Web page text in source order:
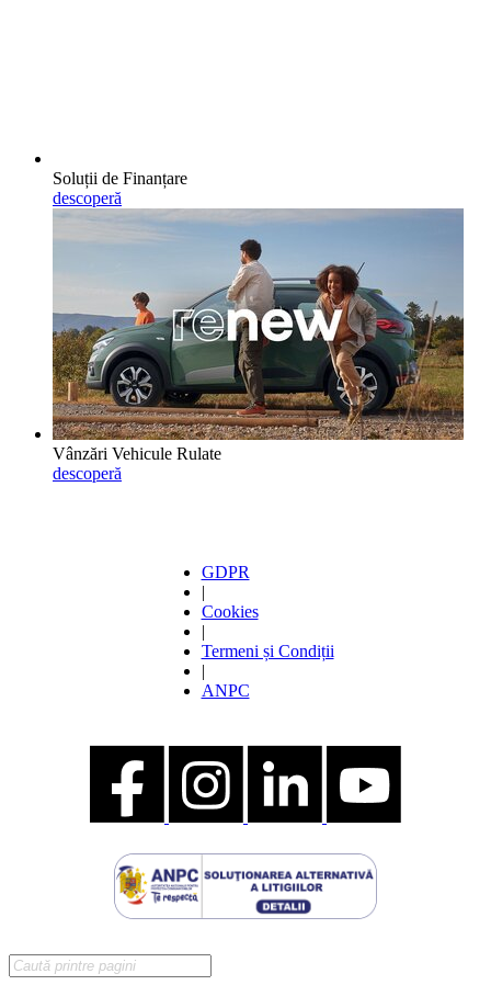
Soluții de Finanțare
descoperă
Vânzări Vehicule Rulate
descoperă
GDPR
|
Cookies
|
Termeni și Condiții
|
ANPC